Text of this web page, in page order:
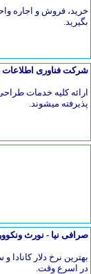
خرید، فروش و اجاره
بگیرید.
شرکت فناوری اطلاعات
ارائه کلیه خدمات
پذیرفته میشوند.
صرافی نیا - نورث ونکوور
بهترین نرخ دلار کانادا
در اسرع وقت.